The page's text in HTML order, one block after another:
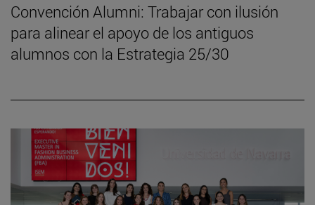
Convención Alumni: Trabajar con ilusión
para alinear el apoyo de los antiguos
alumnos con la Estrategia 25/30